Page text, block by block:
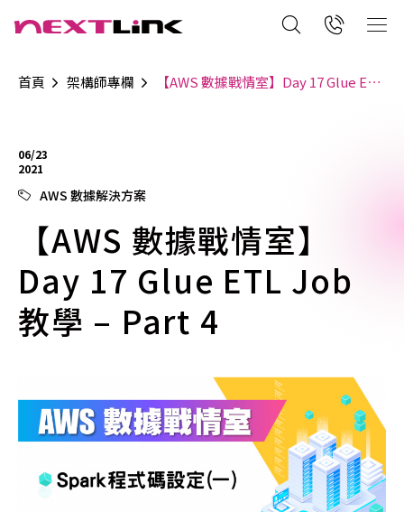
首頁 架構師專欄 【AWS 數據戰情室】Day 17 Glue ETL Job 教學 – Part 4
06/23
2021
AWS 數據解決方案
【AWS 數據戰情室】
Day 17 Glue ETL Job
教學 – Part 4